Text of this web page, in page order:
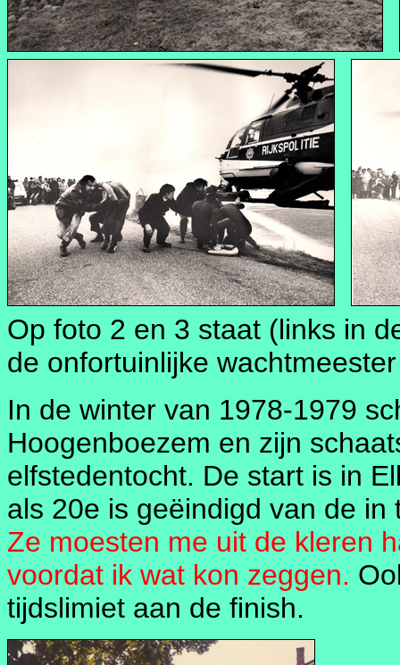
Op foto 2 en 3 staat (links in
de onfortuinlijke
In de winter van 1978-1979
Hoogenboezem en zijn
elfstedentocht. De start is in
als 20e is geëindigd van de
Ze moesten me uit de kleren
voordat ik wat kon zeggen.
tijdslimiet aan de finish.